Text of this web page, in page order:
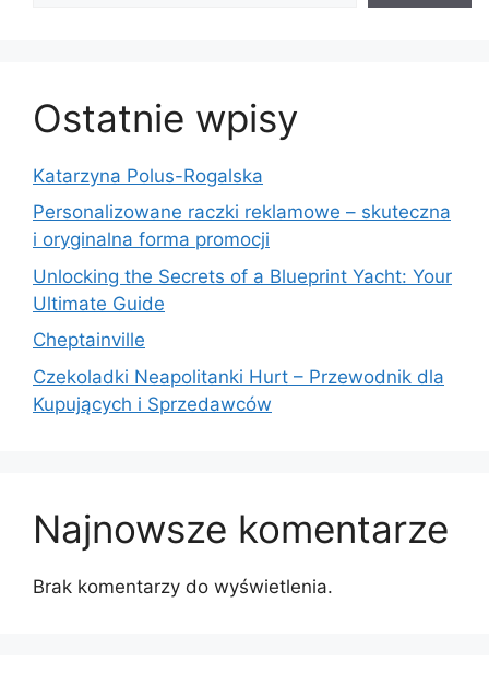
Ostatnie wpisy
Katarzyna Polus-Rogalska
Personalizowane raczki reklamowe – skuteczna
i oryginalna forma promocji
Unlocking the Secrets of a Blueprint Yacht: Your
Ultimate Guide
Cheptainville
Czekoladki Neapolitanki Hurt – Przewodnik dla
Kupujących i Sprzedawców
Najnowsze komentarze
Brak komentarzy do wyświetlenia.